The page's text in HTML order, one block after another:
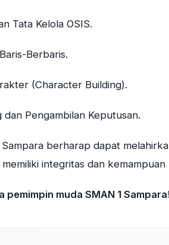
Tata Kelola OSIS.
Berbaris.
(Character Building).
dan Pengambilan Keputusan.
berharap dapat
integritas dan
pemimpin muda SMAN 1